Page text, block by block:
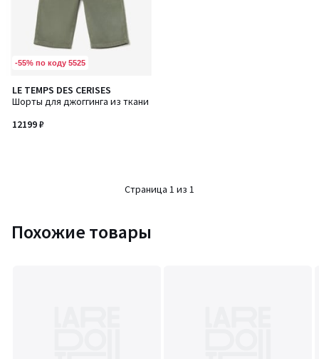
-55% по коду 5525
LE TEMPS DES CERISES
Шорты для джоггинга из ткани
12199 ₽
Страница 1 из 1
Похожие товары